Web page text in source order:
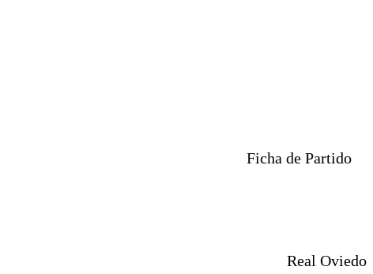
Ficha de Partido
Real Oviedo